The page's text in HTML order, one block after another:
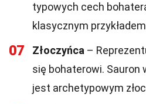
typowych cech
klasycznym
07 Złoczyńca –
się bohaterowi. Sauron
jest archetypowym